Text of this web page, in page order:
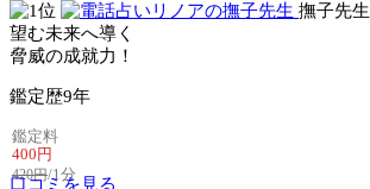
撫子先生
望む未来へ導く
脅威の成就力！
鑑定歴9年
鑑定料
400円
420円/1分
口コミを見る